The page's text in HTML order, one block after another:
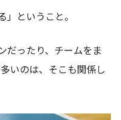
ということ。
だったり、チームをま
いのは、そこも関係し